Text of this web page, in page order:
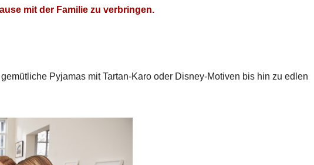
mit der Fam­i­lie zu ver­brin­gen.
Pyja­mas mit Tar­tan-Karo oder Dis­ney-Motiv­en bis hin zu edlen